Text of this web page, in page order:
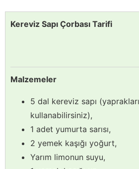
Kereviz Sapı Çorbası Tarifi
Malzemeler
5 dal kereviz sapı
kullanabilirsiniz),
1 adet yumurta sarısı,
2 yemek kaşığı yoğurt,
Yarım limonun suyu,